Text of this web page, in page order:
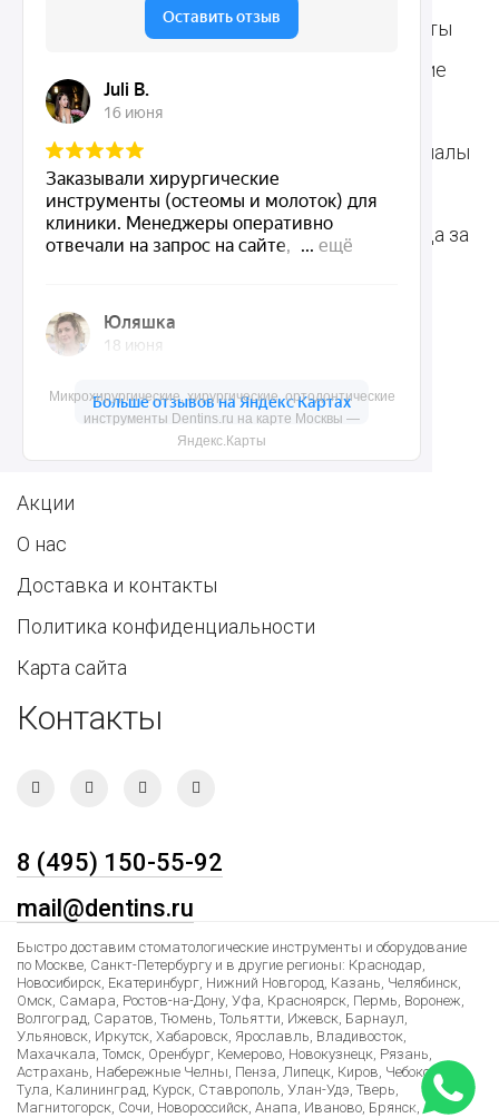
Микрохирургические, хирургические, ортодонтические
инструменты Dentins.ru на карте Москвы —
Яндекс.Карты
инструменты
Ортодонтические
инструменты
Терапевтические
Ортопедические
инструменты
Общие инструменты
Стоматологические
Расходные материалы
для стоматологии
Средства для ухода за
Dentins.ru
Акции
О нас
Доставка и контакты
Политика конфиденциальности
Карта сайта
Контакты
8 (495) 150-55-92
mail@dentins.ru
Быстро доставим стоматологические инструменты и оборудование
по Москве, Санкт-Петербургу и в другие регионы: Краснодар,
Новосибирск, Екатеринбург, Нижний Новгород, Казань, Челябинск,
Омск, Самара, Ростов-на-Дону, Уфа, Красноярск, Пермь, Воронеж,
Волгоград, Саратов, Тюмень, Тольятти, Ижевск, Барнаул,
Ульяновск, Иркутск, Хабаровск, Ярославль, Владивосток,
Махачкала, Томск, Оренбург, Кемерово, Новокузнецк, Рязань,
Астрахань, Набережные Челны, Пенза, Липецк, Киров, Чебоксары,
Тула, Калининград, Курск, Ставрополь, Улан-Удэ, Тверь,
Магнитогорск, Сочи, Новороссийск, Анапа, Иваново, Брянск,